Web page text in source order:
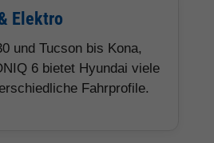
Elektro
und Tucson bis Kona,
6 bietet Hyundai viele
Fahrprofile.